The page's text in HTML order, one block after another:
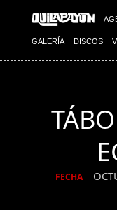
GALERÍA DISCOS
FECHA